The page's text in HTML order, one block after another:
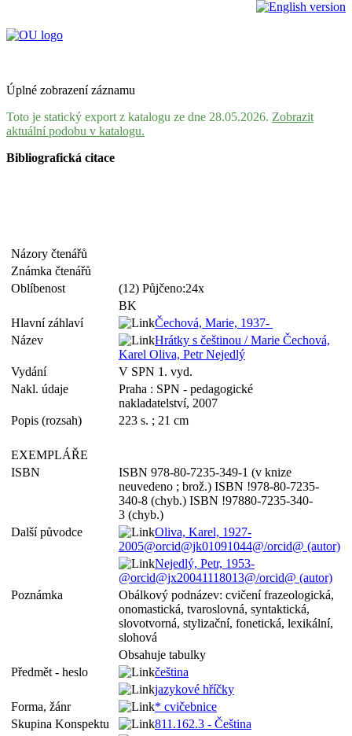
Úplné zobrazení záznamu
Toto je statický export z katalogu ze dne 28.05.2026. Zobrazit
aktuální podobu v katalogu.
Bibliografická citace
Názory čtenářů
Známka čtenářů
Oblíbenost
(12) Půjčeno:24x
BK
Hlavní záhlaví
Čechová, Marie, 1937-
Název
Hrátky s češtinou / Marie Čechová,
Karel Oliva, Petr Nejedlý
Vydání
V SPN 1. vyd.
Nakl. údaje
Praha : SPN - pedagogické
nakladatelství, 2007
Popis (rozsah)
223 s. ; 21 cm
EXEMPLÁŘE
ISBN
ISBN 978-80-7235-349-1 (v knize
neuvedeno ; brož.) ISBN !978-80-7235-
340-8 (chyb.) ISBN !97880-7235-340-
3 (chyb.)
Další původce
Oliva, Karel, 1927-
2005@orcid@jk01091044@/orcid@ (autor)
Nejedlý, Petr, 1953-
@orcid@jx20041118013@/orcid@ (autor)
Poznámka
Obálkový podnázev: cvičení frazeologická,
onomastická, tvaroslovná, syntaktická,
slovotvorná, stylizační, fonetická, lexikální,
slohová
Obsahuje tabulky
Předmět - heslo
čeština
jazykové hříčky
Forma, žánr
* cvičebnice
Skupina Konspektu
811.162.3 - Čeština